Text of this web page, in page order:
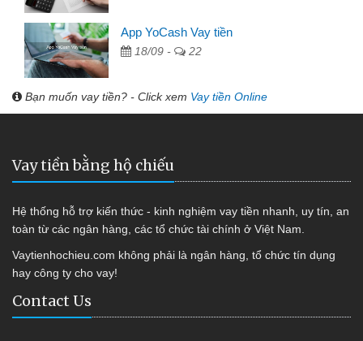
App YoCash Vay tiền
18/09 - 22
Bạn muốn vay tiền? - Click xem Vay tiền Online
Vay tiền bằng hộ chiếu
Hệ thống hỗ trợ kiến thức - kinh nghiệm vay tiền nhanh, uy tín, an
toàn từ các ngân hàng, các tổ chức tài chính ở Việt Nam.
Vaytienhochieu.com không phải là ngân hàng, tổ chức tín dụng
hay công ty cho vay!
Contact Us